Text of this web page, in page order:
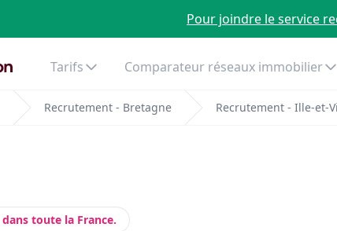
Pour joindre le service
Tarifs Comparateur réseaux immobilier
Recrutement - Bretagne Recrutement - Ille-et-
toute la France.